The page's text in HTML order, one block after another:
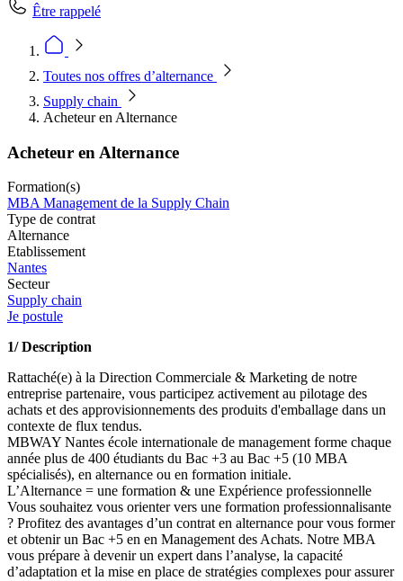
Être rappelé
Toutes nos offres d’alternance
Supply chain
Acheteur en Alternance
Acheteur en Alternance
Formation(s)
MBA Management de la Supply Chain
Type de contrat
Alternance
Etablissement
Nantes
Secteur
Supply chain
Je postule
1/ Description
Rattaché(e) à la Direction Commerciale & Marketing de notre
entreprise partenaire, vous participez activement au pilotage des
achats et des approvisionnements des produits d'emballage dans un
contexte de flux tendus.
MBWAY Nantes école internationale de management forme chaque
année plus de 400 étudiants du Bac +3 au Bac +5 (10 MBA
spécialisés), en alternance ou en formation initiale.
L’Alternance = une formation & une Expérience professionnelle
Vous souhaitez vous orienter vers une formation professionnalisante
? Profitez des avantages d’un contrat en alternance pour vous former
et obtenir un Bac +5 en en Management des Achats. Notre MBA
vous prépare à devenir un expert dans l’analyse, la capacité
d’adaptation et la mise en place de stratégies complexes pour assurer